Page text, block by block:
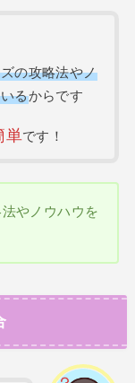
の攻略法やノ
るからです
単です！
やノウハウを